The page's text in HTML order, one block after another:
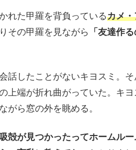
れた甲羅を背負っているカメ・
その甲羅を見ながら
「友達作
話したことがないキヨスミ。そ
上端が折れ曲がっていた。キヨ
がら窓の外を眺める。
殻が見つかったってホームル